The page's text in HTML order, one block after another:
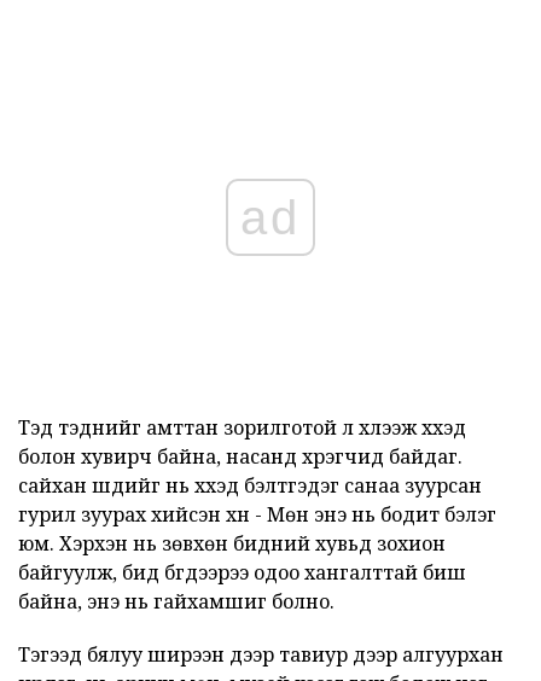
ad
Тэд тэднийг амттан зорилготой л хүлээж хүүхэд
болон хувирч байна, насанд хүрэгчид байдаг.
сайхан шүдийг нь хүүхэд бэлтгэдэг санаа зуурсан
гурил зуурах хийсэн хүн - Мөн энэ нь бодит бэлэг
юм. Хэрхэн нь зөвхөн бидний хувьд зохион
байгуулж, бид бүгдээрээ одоо хангалттай биш
байна, энэ нь гайхамшиг болно.
Тэгээд бялуу ширээн дээр тавиур дээр алгуурхан